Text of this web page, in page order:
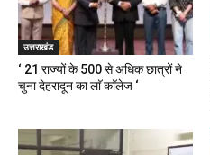
उत्तराखंड
‘ 21 राज्यों के 500 से अधिक छात्रों ने
चुना देहरादून का लाॅ काॅलेज ‘